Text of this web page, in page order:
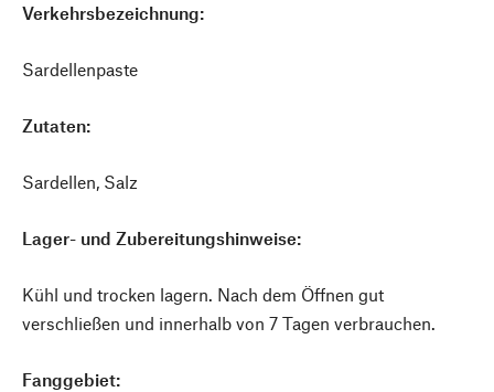
Verkehrsbezeichnung:
Sardellenpaste
Zutaten:
Sardellen, Salz
Lager- und Zubereitungshinweise:
Kühl und trocken lagern. Nach dem Öffnen gut
verschließen und innerhalb von 7 Tagen verbrauchen.
Fanggebiet: